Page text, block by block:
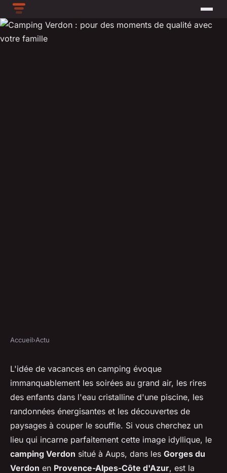
Camping Verdon : pour des
moments de qualité avec votre
famille
michelle•5 janvier 2024• 2 min de lecture
Accueil›Actu
L'idée de vacances en camping évoque
immanquablement les soirées au grand air, les rires
des enfants dans l'eau cristalline d'une piscine, les
randonnées énergisantes et les découvertes de
paysages à couper le souffle. Si vous cherchez un
lieu qui incarne parfaitement cette image idyllique, le
camping Verdon situé à Aups, dans les Gorges du
Verdon en Provence-Alpes-Côte d'Azur, est la